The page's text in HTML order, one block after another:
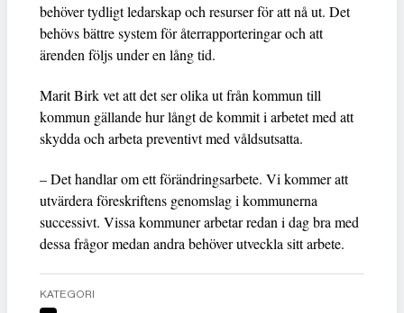
behöver tydligt ledarskap och resurser för att nå ut. Det
behövs bättre system för återrapporteringar och att
ärenden följs under en lång tid.
Marit Birk vet att det ser olika ut från kommun till
kommun gällande hur långt de kommit i arbetet med att
skydda och arbeta preventivt med våldsutsatta.
– Det handlar om ett förändringsarbete. Vi kommer att
utvärdera föreskriftens genomslag i kommunerna
successivt. Vissa kommuner arbetar redan i dag bra med
dessa frågor medan andra behöver utveckla sitt arbete.
KATEGORI